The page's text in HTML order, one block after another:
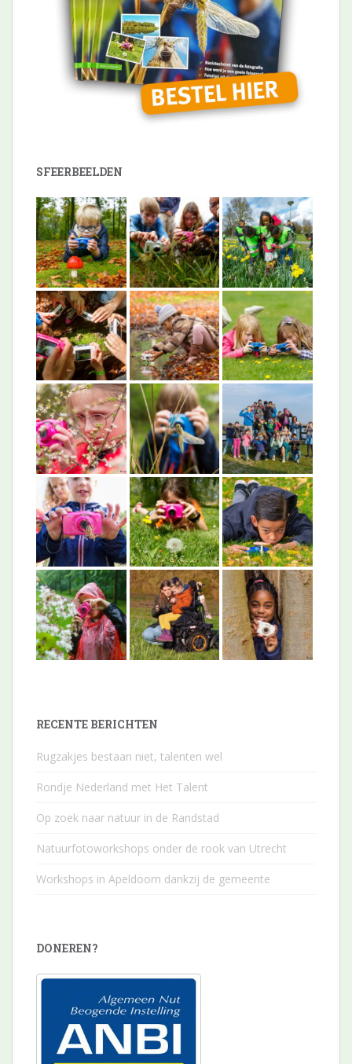
SFEERBEELDEN
RECENTE BERICHTEN
Rugzakjes bestaan niet, talenten wel
Rondje Nederland met Het Talent
Op zoek naar natuur in de Randstad
Natuurfotoworkshops onder de rook van Utrecht
Workshops in Apeldoorn dankzij de gemeente
DONEREN?